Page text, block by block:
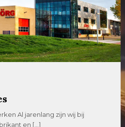
Al jarenlang zijn wij bij
en […]